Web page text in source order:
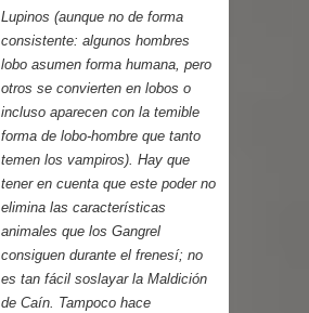
Lupinos (aunque no de forma
consistente: algunos hombres
lobo asumen forma humana, pero
otros se convierten en lobos o
incluso aparecen con la temible
forma de lobo-hombre que tanto
temen los vampiros). Hay que
tener en cuenta que este poder no
elimina las características
animales que los Gangrel
consiguen durante el frenesí; no
es tan fácil soslayar la Maldición
de Caín. Tampoco hace